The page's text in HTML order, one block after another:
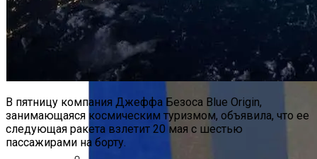
В пятницу компания Джеффа Безоса Blue Origin,
занимающаяся космическим туризмом, объявила, что ее
следующая ракета взлетит 20 мая с шестью
пассажирами на борту.